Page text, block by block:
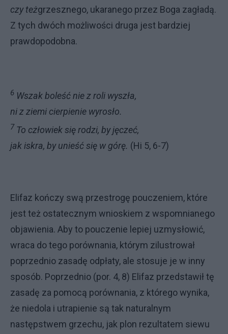
czy teżgrzesznego, ukaranego przez Boga zagładą.
Z tych dwóch możliwości dru­ga jest bardziej
prawdopodobna.
6 Wszak boleść nie z roli wyszła,
ni z ziemi cierpienie wyrosło.
7 To człowiek się rodzi, by jęczeć,
jak iskra, by unieść się w górę. (Hi 5, 6-7)
Elifaz kończy swą przestrogę pouczeniem, które
jest też ostatecz­nym wnioskiem z wspomnianego
obja­wienia. Aby to pouczenie lepiej uzmy­słowić,
wraca do tego porównania, którym zilustrował
poprzednio zasadę odpłaty, ale stosuje je w inny
sposób. Poprzednio (por. 4, 8) Elifaz przedsta­wił tę
zasadę za pomocą porównania, z którego wynika,
że niedola i utra­pienie są tak naturalnym
następstwem grzechu, jak plon rezultatem siewu